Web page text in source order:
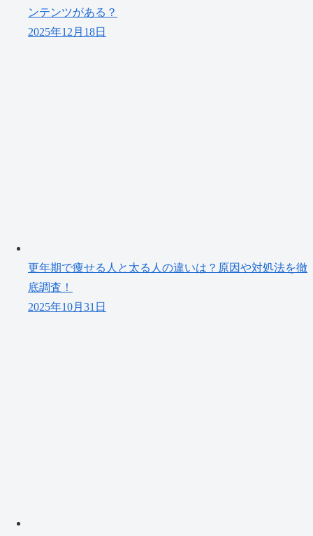
ンテンツがある？
2025年12月18日
更年期で痩せる人と太る人の違いは？原因や対処法を徹
底調査！
2025年10月31日